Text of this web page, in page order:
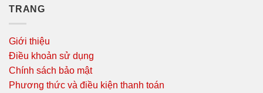
TRANG
Giới thiệu
Điều khoản sử dụng
Chính sách bảo mật
Phương thức và điều kiện thanh toán